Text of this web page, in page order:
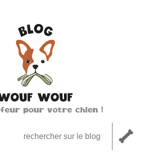
pour votre chien !